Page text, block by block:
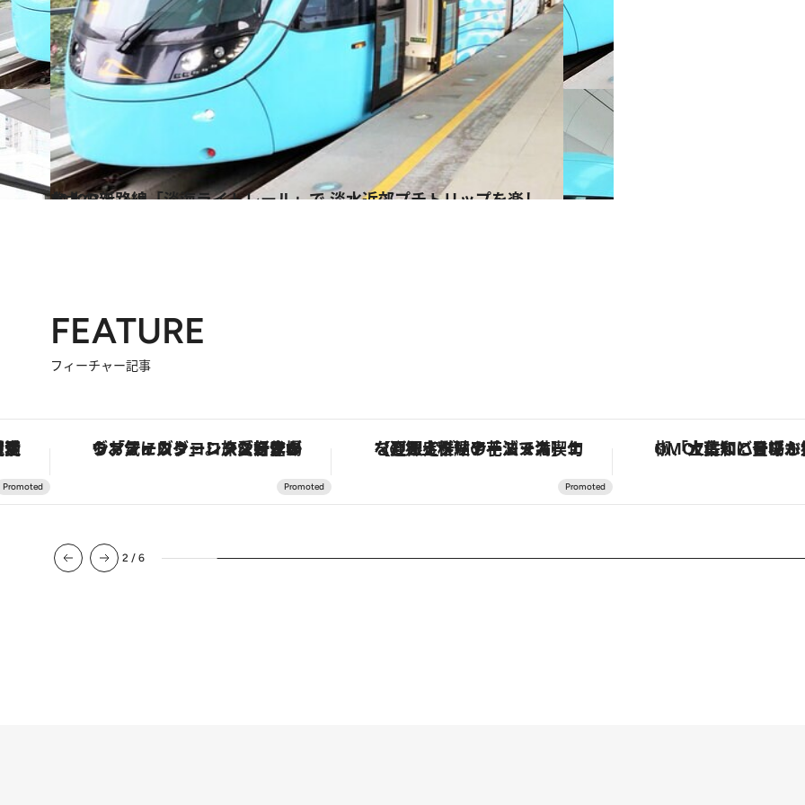
2019.3.5
台北の新路線「淡海ライトレール」で 淡水近郊プチトリップを楽しむ！
旅＆お出かけ
FEATURE
フィーチャー記事
実現させたナイジェリアの自然環境の復活 ヴァシュロン・コンスタンタン「オーヴァーシーズ・オートマティック」。旅愛好家のお気に入りコレクションから、ジェンダーレスな新作が登場 【夏限定ディナーコース】旬を迎える稚鮎や花ズッキーニなどをイタリア・トスカーナの郷土料理の手法で満喫！ 「土佐和ハーブかき氷」がOMO7高知に登
2 / 6